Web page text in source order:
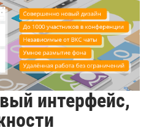
интерфейс,